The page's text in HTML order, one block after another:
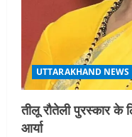
UTTARAKHAND NEWS
तीलू रौतेली पुरस्कार के
आर्या